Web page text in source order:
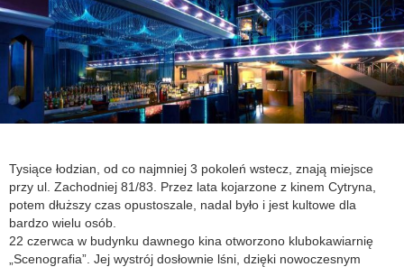
Tysiące łodzian, od co najmniej 3 pokoleń wstecz, znają miejsce
przy ul. Zachodniej 81/83. Przez lata kojarzone z kinem Cytryna,
potem dłuższy czas opustoszale, nadal było i jest kultowe dla
bardzo wielu osób.
22 czerwca w budynku dawnego kina otworzono klubokawiarnię
„Scenografia”. Jej wystrój dosłownie lśni, dzięki nowoczesnym